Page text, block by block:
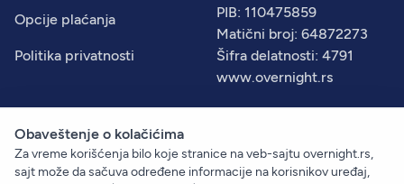
Opcije plaćanja
Politika privatnosti
PIB: 110475859
Matični broj: 64872273
Šifra delatnosti: 4791
www.overnight.rs
© 2026Overnight. Sva prava zadržana.
Created by:Dejan Vukelić
Obaveštenje o kolačićima
Za vreme korišćenja bilo koje stranice na veb-sajtu overnight.rs,
sajt može da sačuva određene informacije na korisnikov uređaj,